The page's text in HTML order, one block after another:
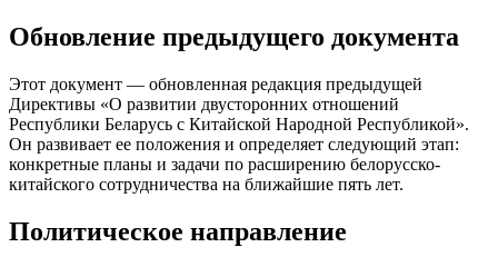
Обновление предыдущего документа
Этот документ — обновленная редакция предыдущей
Директивы «О развитии двусторонних отношений
Республики Беларусь с Китайской Народной Республикой».
Он развивает ее положения и определяет следующий этап:
конкретные планы и задачи по расширению белорусско-
китайского сотрудничества на ближайшие пять лет.
Политическое направление